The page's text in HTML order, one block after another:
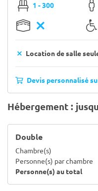
1 - 300
Location de salle
Devis personnalisé
Hébergement :
Double
Chambre(s)
Personne(s) par chambre
Personne(s) au total